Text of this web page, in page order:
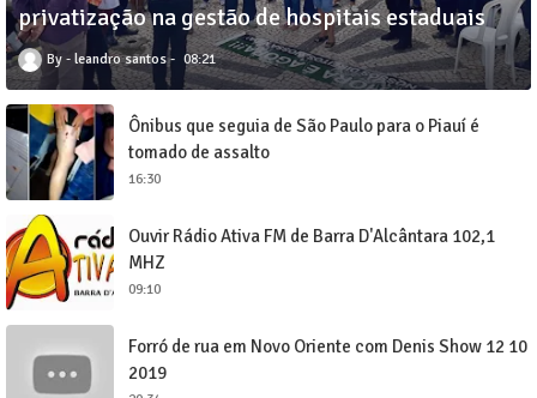
privatização na gestão de hospitais estaduais
leandro santos 08:21
Ônibus que seguia de São Paulo para o Piauí é
tomado de assalto
16:30
Ouvir Rádio Ativa FM de Barra D'Alcântara 102,1
MHZ
09:10
Forró de rua em Novo Oriente com Denis Show 12 10
2019